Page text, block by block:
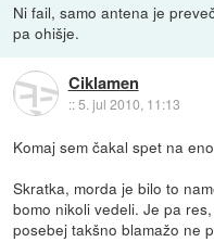
Ni fail, samo antena je
pa ohišje.
Ciklamen
::5. jul 2010, 11:13
Komaj sem čakal spet na
Skratka, morda je bilo to
bomo nikoli vedeli. Je pa
posebej takšno blamažo ne